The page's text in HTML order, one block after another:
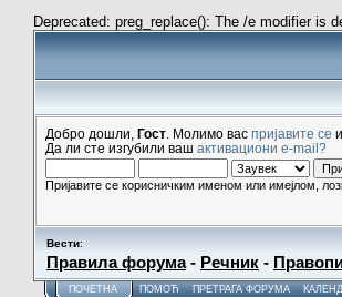
Deprecated: preg_replace(): The /e modifier is
Добро дошли, Гост . Молимо вас пријавите се
Да ли сте изгубили ваш активациони e-mail?
Пријавите се корисничким именом или имејлом,
Вести:
Правила форума- Речник -
ПОЧЕТНА ПОМОЋ ПРЕТРАГА ФОРУМА